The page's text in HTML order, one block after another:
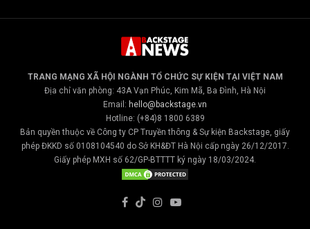
TRANG MẠNG XÃ HỘI NGÀNH TỔ CHỨC SỰ KIỆN TẠI VIỆT NAM
Địa chỉ văn phòng: 43A Vạn Phúc, Kim Mã, Ba Đình, Hà Nội
Email: hello@backstage.vn
Hotline: (+84)8 1800 6389
Bản quyền thuộc về Công ty CP Truyền thông & Sự kiện Backstage, giấy
phép ĐKKD số 0108104540 do Sở KH&ĐT Hà Nội cấp ngày 26/12/2017.
Giấy phép MXH số 62/GP-BTTTT ký ngày 18/03/2024.